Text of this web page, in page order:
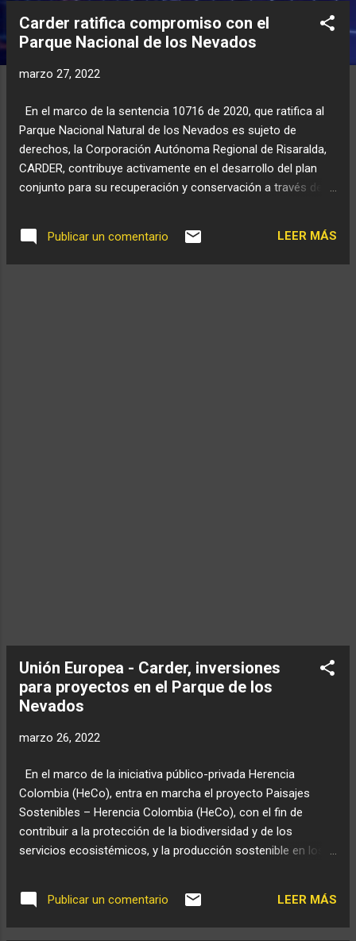
n
Carder ratifica compromiso con el
Parque Nacional de los Nevados
marzo 27, 2022
En el marco de la sentencia 10716 de 2020, que ratifica al
Parque Nacional Natural de los Nevados es sujeto de
derechos, la Corporación Autónoma Regional de Risaralda,
CARDER, contribuye activamente en el desarrollo del plan
conjunto para su recuperación y conservación a través del
Caldas, Risaralda y Quindío.
Publicar un comentario LEER MÁS
Unión Europea - Carder, inversiones
para proyectos en el Parque de los
Nevados
marzo 26, 2022
En el marco de la iniciativa público-privada Herencia
Colombia (HeCo), entra en marcha el proyecto Paisajes
Sostenibles – Herencia Colombia (HeCo), con el fin de
contribuir a la protección de la biodiversidad y de los
servicios ecosistémicos, y la producción sostenible en los
proyecto Paisajes Sostenibles – Herencia Colombia (HeCo)
trabajará en el complejo de páramos Los Nevados y su área
de influencia en la zona del Eje Cafetero, a través del apoyo
Publicar un comentario LEER MÁS